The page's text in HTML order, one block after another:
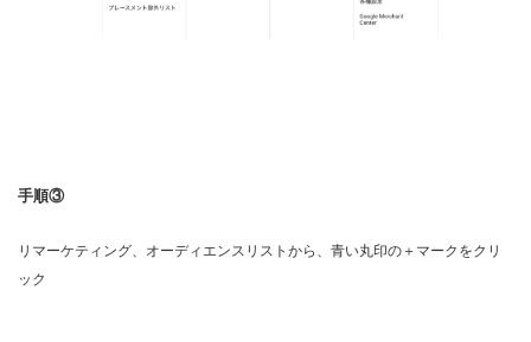
手順③
リマーケティング、オーディエンスリストから、青い丸印の＋マークをクリ
ック